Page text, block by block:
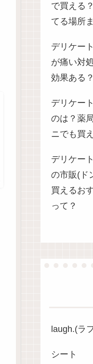
で買える
てる場所
デリケー
が痛い対
効果ある？
デリケー
のは？薬
ニでも買
デリケー
の市販(ド
買えるお
って？
laugh.(ラ
シート